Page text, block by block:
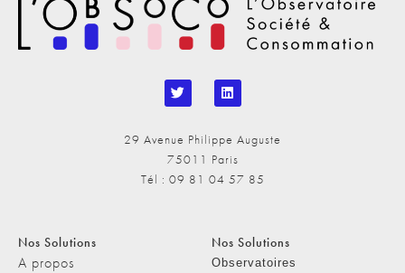
29 Avenue Philippe Auguste
75011 Paris
Tél : 09 81 04 57 85
Nos Solutions
A propos
Nos Solutions
Observatoires